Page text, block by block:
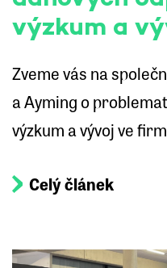
výzkum a
Zveme vás na
a Ayming o
výzkum a vývoj ve
Celý článek